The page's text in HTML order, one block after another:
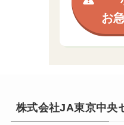
お
株式会社JA東京中央